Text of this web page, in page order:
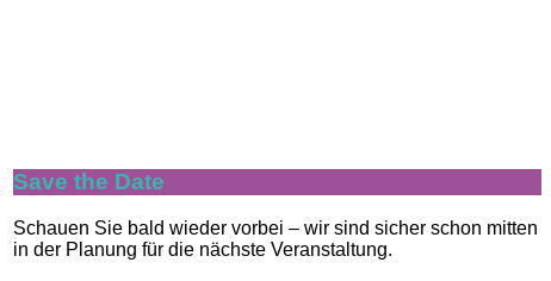
Save the Date
Schauen Sie bald wieder vorbei – wir sind sicher schon mitten
in der Planung für die nächste Veranstaltung.